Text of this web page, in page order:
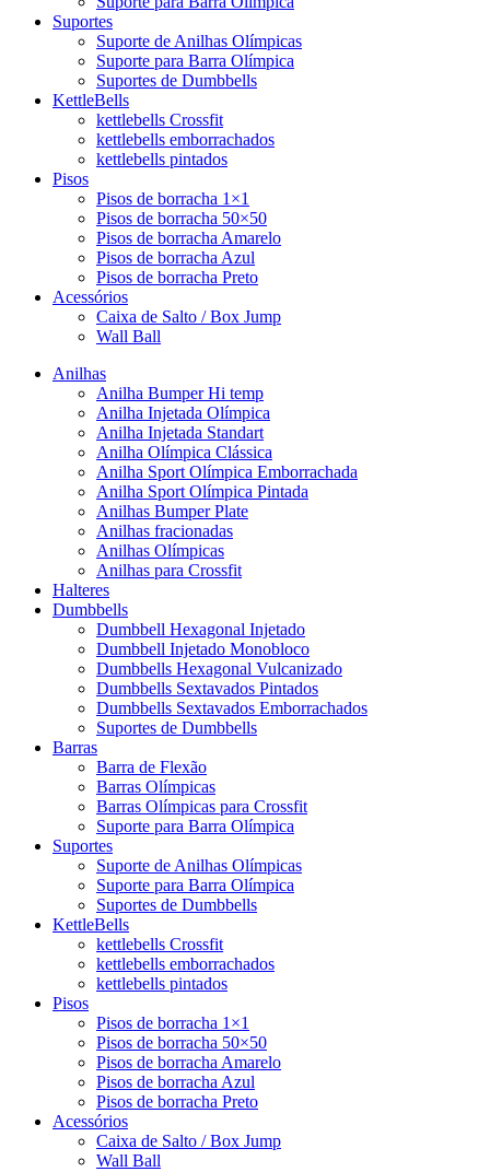
Suportes
Suporte de Anilhas Olímpicas
Suporte para Barra Olímpica
Suportes de Dumbbells
KettleBells
kettlebells Crossfit
kettlebells emborrachados
kettlebells pintados
Pisos
Pisos de borracha 1×1
Pisos de borracha 50×50
Pisos de borracha Amarelo
Pisos de borracha Azul
Pisos de borracha Preto
Acessórios
Caixa de Salto / Box Jump
Wall Ball
Anilhas
Anilha Bumper Hi temp
Anilha Injetada Olímpica
Anilha Injetada Standart
Anilha Olímpica Clássica
Anilha Sport Olímpica Emborrachada
Anilha Sport Olímpica Pintada
Anilhas Bumper Plate
Anilhas fracionadas
Anilhas Olímpicas
Anilhas para Crossfit
Halteres
Dumbbells
Dumbbell Hexagonal Injetado
Dumbbell Injetado Monobloco
Dumbbells Hexagonal Vulcanizado
Dumbbells Sextavados Pintados
Dumbbells Sextavados Emborrachados
Suportes de Dumbbells
Barras
Barra de Flexão
Barras Olímpicas
Barras Olímpicas para Crossfit
Suporte para Barra Olímpica
Suportes
Suporte de Anilhas Olímpicas
Suporte para Barra Olímpica
Suportes de Dumbbells
KettleBells
kettlebells Crossfit
kettlebells emborrachados
kettlebells pintados
Pisos
Pisos de borracha 1×1
Pisos de borracha 50×50
Pisos de borracha Amarelo
Pisos de borracha Azul
Pisos de borracha Preto
Acessórios
Caixa de Salto / Box Jump
Wall Ball